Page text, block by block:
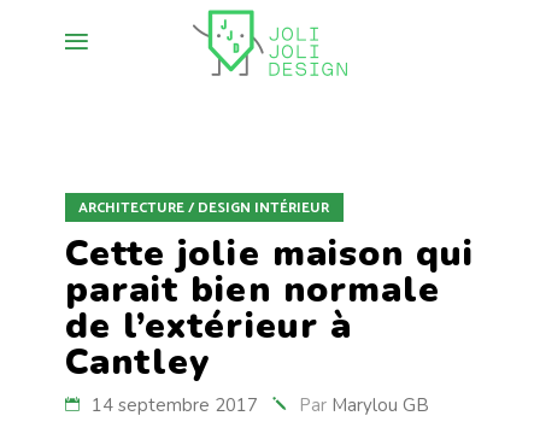
ARCHITECTURE / DESIGN INTÉRIEUR
Cette jolie maison qui
parait bien normale
de l’extérieur à
Cantley
14 septembre 2017 Par Marylou GB